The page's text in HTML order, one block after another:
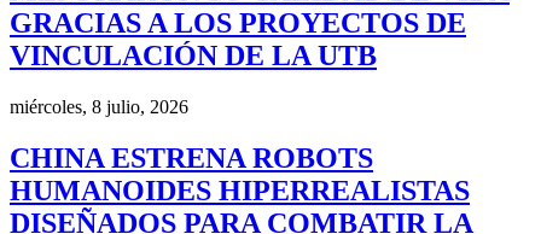
GRACIAS A LOS PROYECTOS DE
VINCULACIÓN DE LA UTB
miércoles, 8 julio, 2026
CHINA ESTRENA ROBOTS
HUMANOIDES HIPERREALISTAS
DISEÑADOS PARA COMBATIR LA